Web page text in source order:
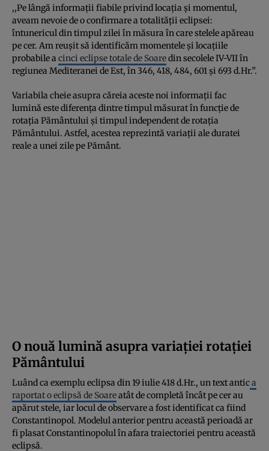
,,Pe lângă informații fiabile privind locația și momentul,
aveam nevoie de o confirmare a totalității eclipsei:
întunericul din timpul zilei în măsura în care stelele apăreau
pe cer. Am reușit să identificăm momentele și locațiile
probabile a cinci eclipse totale de Soaredin secolele IV-VII în
regiunea Mediteranei de Est, în 346, 418, 484, 601 și 693 d.Hr.”.
Variabila cheie asupra căreia aceste noi informații fac
lumină este diferența dintre timpul măsurat în funcție de
rotația Pământului și timpul independent de rotația
Pământului. Astfel, acestea reprezintă variații ale duratei
reale a unei zile pe Pământ.
O nouă lumină asupra variației rotației
Pământului
Luând ca exemplu eclipsa din 19 iulie 418 d.Hr., un text antica
raportat o eclipsă de Soareatât de completă încât pe cer au
apărut stele, iar locul de observare a fost identificat ca fiind
Constantinopol. Modelul anterior pentru această perioadă ar
fi plasat Constantinopolul în afara traiectoriei pentru această
eclipsă.